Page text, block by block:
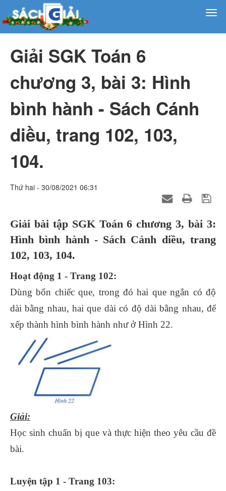
Giải SGK Toán 6
chương 3, bài 3: Hình
bình hành - Sách Cánh
diều, trang 102, 103,
104.
Thứ hai - 30/08/2021 06:31
Giải bài tập SGK Toán 6 chương 3, bài 3:
Hình bình hành - Sách Cánh diều, trang
102, 103, 104.
Hoạt động 1 - Trang 102:
Dùng bốn chiếc que, trong đó hai que ngắn có độ
dài bằng nhau, hai que dài có độ dài bằng nhau, để
xếp thành hình bình hành như ở Hình 22.
Giải:
Học sinh chuẩn bị que và thực hiện theo yêu cầu đề
bài.
Luyện tập 1 - Trang 103: